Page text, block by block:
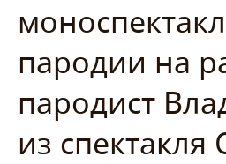
пародии на
пародист
из спектакля